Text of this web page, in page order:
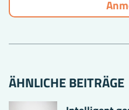
ÄHNLICHE BEITRÄGE